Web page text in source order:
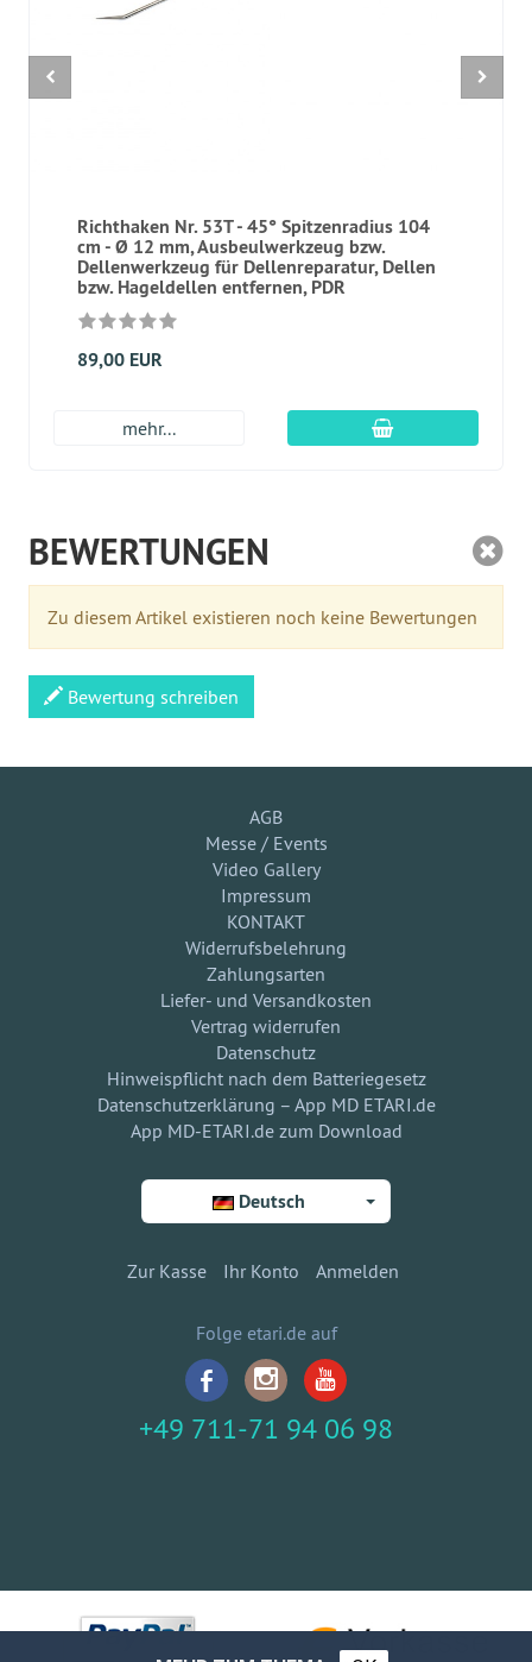
Richthaken Nr. 53T - 45° Spitzenradius 104
cm - Ø 12 mm, Ausbeulwerkzeug bzw.
Dellenwerkzeug für Dellenreparatur, Dellen
bzw. Hageldellen entfernen, PDR
89,00 EUR
mehr... In den
BEWERTUNGEN
Zu diesem Artikel existieren noch keine Bewertungen
Bewertung schreiben
AGB
Messe / Events
Video Gallery
Impressum
KONTAKT
Widerrufsbelehrung
Zahlungsarten
Liefer- und Versandkosten
Vertrag widerrufen
Datenschutz
Hinweispflicht nach dem Batteriegesetz
Datenschutzerklärung – App MD ETARI.de
App MD-ETARI.de zum Download
Deutsch
Zur Kasse Ihr Konto Anmelden
Folge etari.de auf
+49 711-71 94 06 98